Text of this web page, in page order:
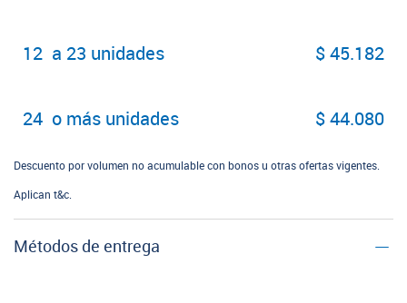
12 a 23 unidades $ 45.182
24 o más unidades $ 44.080
Descuento por volumen no acumulable con bonos u otras ofertas vigentes.
Aplican t&c.
Métodos de entrega